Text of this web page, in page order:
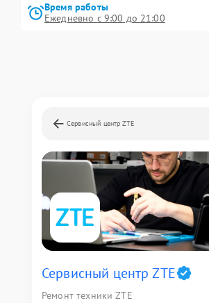
Время работы
Ежедневно с 9:00 до 21:00
Сервисный центр ZTE
Сервисный центр ZTE
Ремонт техники ZTE